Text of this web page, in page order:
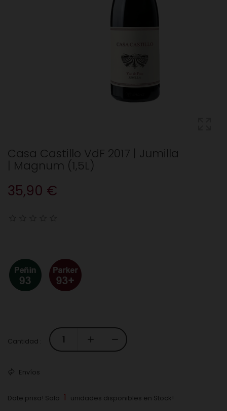
Casa Castillo VdF 2017 | Jumilla
| Magnum (1,5L)
35,90 €
Cantidad :
Envíos
Date prisa! Solo 1 unidades disponibles en Stock!